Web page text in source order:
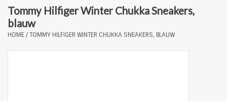
Merken
Tommy Hilfiger Winter Chukka Sneakers,
blauw
HOME/TOMMY HILFIGER WINTER CHUKKA SNEAKERS, BLAUW